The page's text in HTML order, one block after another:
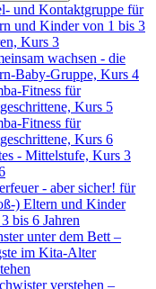
und Kontaktgruppe für
und Kinder von 1 bis 3
Kurs 3
wachsen - die
Baby-Gruppe, Kurs 4
Fitness für
Kurs 5
Fitness für
Kurs 6
- Mittelstufe, Kurs 3
- aber sicher! für
) Eltern und Kinder
bis 6 Jahren
unter dem Bett –
im Kita-Alter
verstehen –